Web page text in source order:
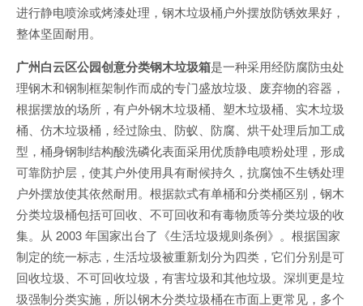
进行静电喷涂或烤漆处理，钢木垃圾桶户外摆放防锈效果好，
整体坚固耐用。
广州白云区公园创意分类钢木垃圾箱是一种采用经防腐防虫处
理钢木和钢制框架制作而成的专门盛放垃圾、废弃物的容器，
根据摆放的场所，有户外钢木垃圾桶、塑木垃圾桶、实木垃圾
桶、仿木垃圾桶，经过除虫、防蚁、防腐、烘干处理后加工成
型，桶身钢制结构酸洗磷化表面采用优质静电喷粉处理，形成
可靠防护层，使其户外使用具有耐候持久，抗腐蚀不生锈处理
户外摆放使其依然耐用。根据款式有单桶和分类桶区别，钢木
分类垃圾桶包括可回收、不可回收和有毒物质等分类垃圾的收
集。从 2003 年国家出台了《生活垃圾规则条例》。根据国家
制定的统一标志，生活垃圾被重新划分为四类，它们分别是可
回收垃圾、不可回收垃圾，有害垃圾和其他垃圾。深圳更是垃
圾强制分类实施，所以钢木分类垃圾桶在市面上更常见，多个